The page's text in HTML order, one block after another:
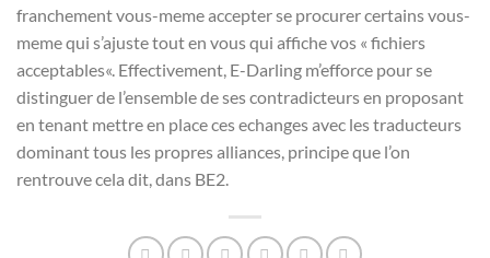
franchement vous-meme accepter se procurer certains vous-
meme qui s’ajuste tout en vous qui affiche vos « fichiers
acceptables«. Effectivement, E-Darling m’efforce pour se
distinguer de l’ensemble de ses contradicteurs en proposant
en tenant mettre en place ces echanges avec les traducteurs
dominant tous les propres alliances, principe que l’on
rentrouve cela dit, dans BE2.